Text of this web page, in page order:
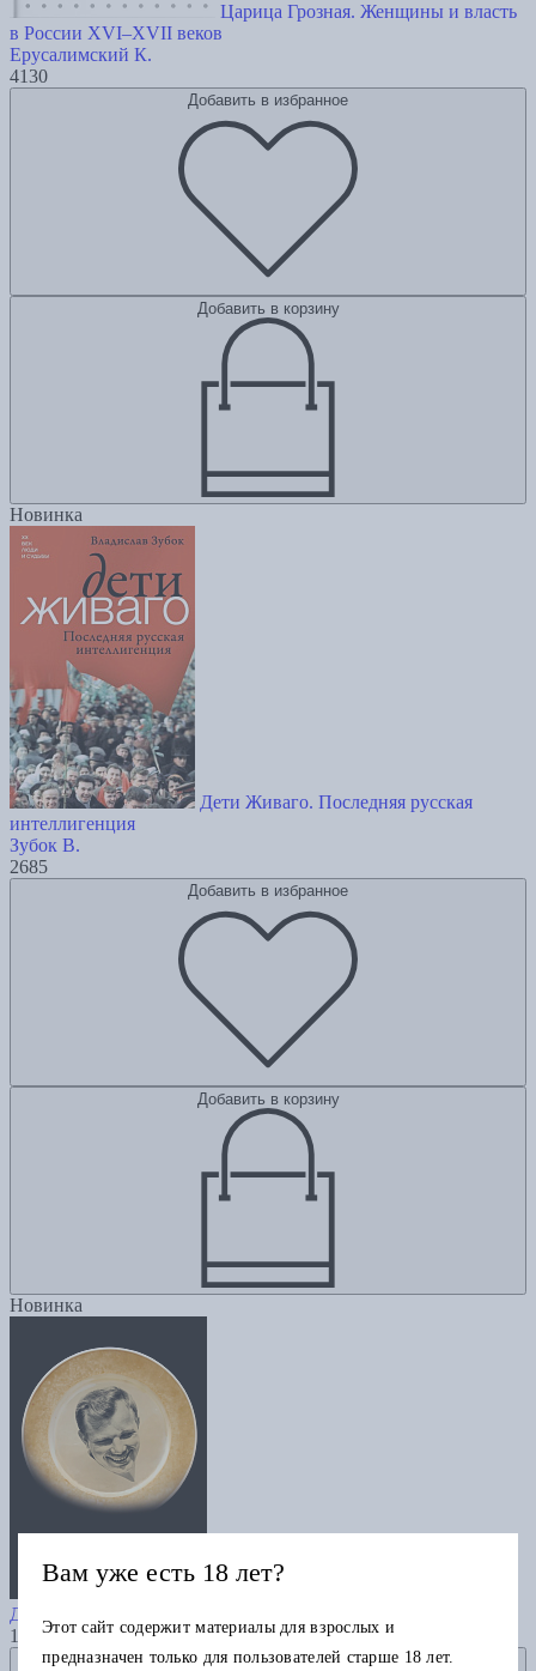
Царица Грозная. Женщины и власть
в России XVI–XVII веков
Ерусалимский К.
4130
Добавить в избранное
Добавить в корзину
Новинка
Дети Живаго. Последняя русская
интеллигенция
Зубок В.
2685
Добавить в избранное
Добавить в корзину
Новинка
Данилкин Л.
1525
Добавить в избранное
Вам уже есть 18 лет?
Этот сайт содержит материалы для взрослых и
предназначен только для пользователей старше 18 лет.